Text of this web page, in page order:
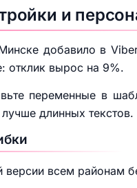
и
добавило в
отклик вырос на 9%.
переменные в
длинных текстов.
версии всем районам